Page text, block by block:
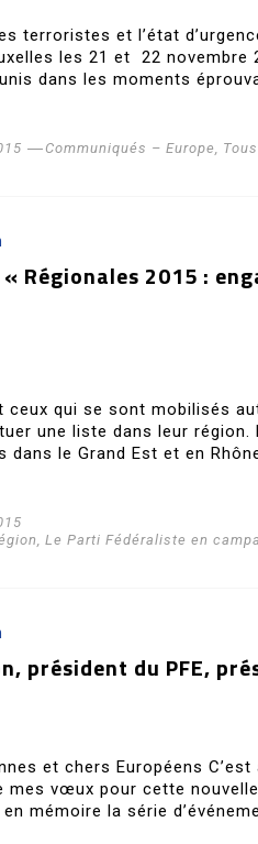
terroristes et l’état
les 21 et 22 novembre
dans les moments
Communiqués – Europe
« Régionales 2015 :
ceux qui se sont mobilisés
une liste dans leur
dans le Grand Est et en
Le Parti Fédéraliste en
président du PFE,
et chers Européens
mes vœux pour cette
mémoire la série